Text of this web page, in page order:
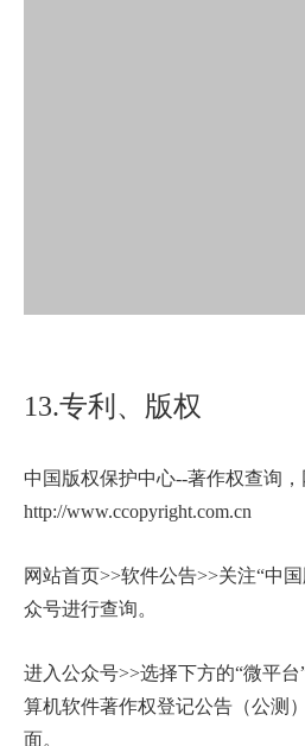
13.专利、版权
中国版权保护中心--著作权查询，
http://www.ccopyright.com.cn
网站首页>>软件公告>>关注“中
众号进行查询。
进入公众号>>选择下方的“微平
算机软件著作权登记公告（公测
面。